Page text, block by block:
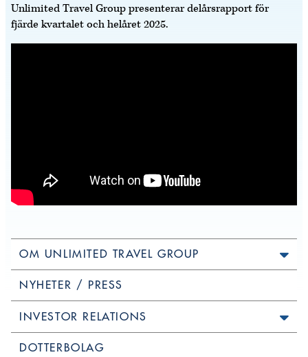
Unlimited Travel Group presenterar delårsrapport för
fjärde kvartalet och helåret 2025.
OM UNLIMITED TRAVEL GROUP
NYHETER / PRESS
INVESTOR RELATIONS
DOTTERBOLAG